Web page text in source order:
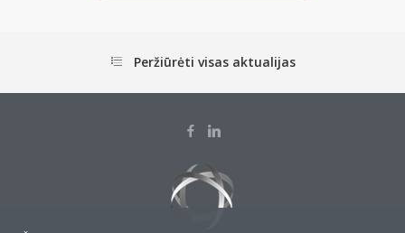
Peržiūrėti visas aktualijas